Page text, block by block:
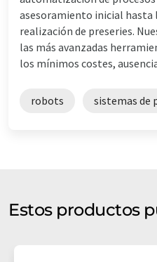
asesoramiento inicial hasta
realización de preseries.
las más avanzadas
los mínimos costes,
robots sistemas de
Estos productos